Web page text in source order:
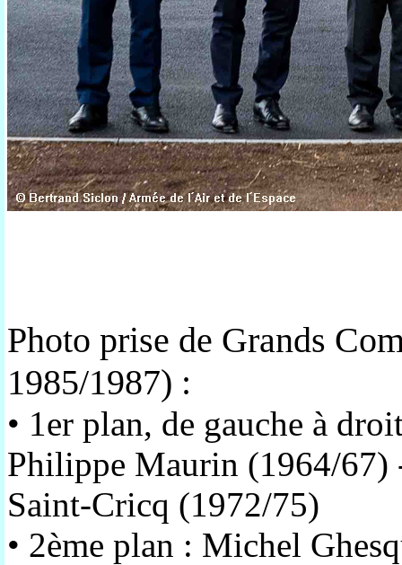
Photo prise de Grands
1985/1987) :
• 1er plan, de gauche à
Philippe Maurin (1964/67)
Saint-Cricq (1972/75)
• 2ème plan : Michel